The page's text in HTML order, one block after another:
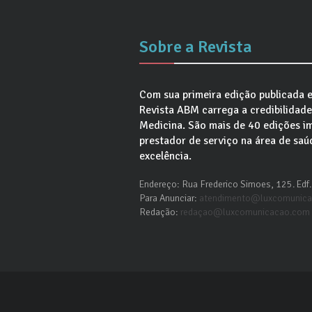
Sobre a Revista
Com sua primeira edição publicada
Revista ABM carrega a
Medicina. São mais de 40 edições
prestador de serviço na área de
excelência.
Endereço: Rua Frederico Simoes, 125.
Para Anunciar:
Redação: redaçao@luxcomunicacao.com